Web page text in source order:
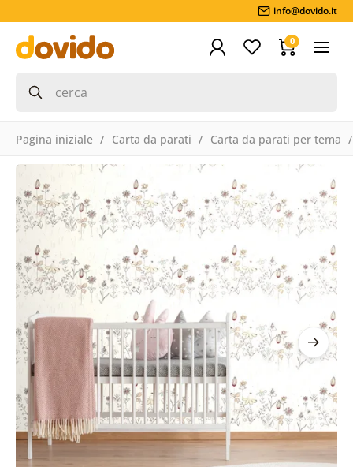
info@dovido.it
0
Pagina iniziale Carta da parati Carta da parati per tema